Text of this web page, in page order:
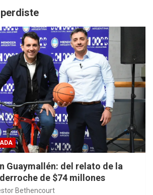
Guaymallén: del relato de la
de $74 millones
Bethencourt